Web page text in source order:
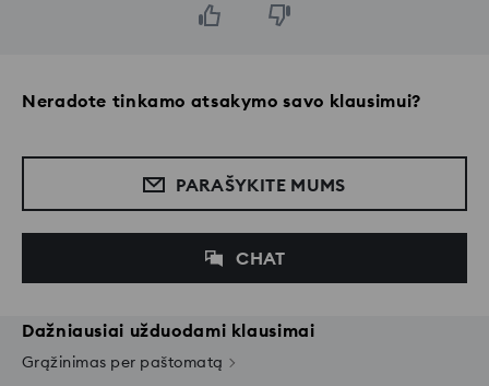
Neradote tinkamo atsakymo savo klausimui?
PARAŠYKITE MUMS
CHAT
Dažniausiai užduodami klausimai
Grąžinimas per paštomatą